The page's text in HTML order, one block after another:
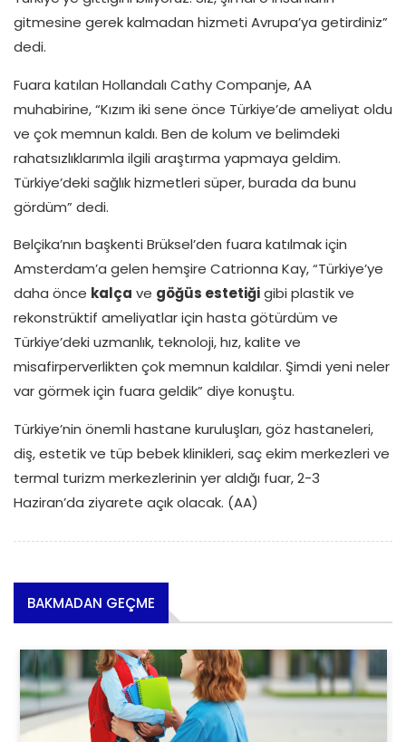
gitmesine gerek kalmadan hizmeti Avrupa’ya getirdiniz”
dedi.
Fuara katılan Hollandalı Cathy Companje, AA
muhabirine, “Kızım iki sene önce Türkiye’de ameliyat oldu
ve çok memnun kaldı. Ben de kolum ve belimdeki
rahatsızlıklarımla ilgili araştırma yapmaya geldim.
Türkiye’deki sağlık hizmetleri süper, burada da bunu
gördüm” dedi.
Belçika’nın başkenti Brüksel’den fuara katılmak için
Amsterdam’a gelen hemşire Catrionna Kay, “Türkiye’ye
daha önce kalça ve göğüs estetiğigibi plastik ve
rekonstrüktif ameliyatlar için hasta götürdüm ve
Türkiye’deki uzmanlık, teknoloji, hız, kalite ve
misafirperverlikten çok memnun kaldılar. Şimdi yeni neler
var görmek için fuara geldik” diye konuştu.
Türkiye’nin önemli hastane kuruluşları, göz hastaneleri,
diş, estetik ve tüp bebek klinikleri, saç ekim merkezleri ve
termal turizm merkezlerinin yer aldığı fuar, 2-3
Haziran’da ziyarete açık olacak. (AA)
BAKMADAN GEÇME